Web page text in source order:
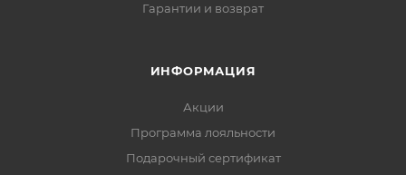
Гарантии и возврат
ИНФОРМАЦИЯ
Акции
Программа лояльности
Подарочный сертификат